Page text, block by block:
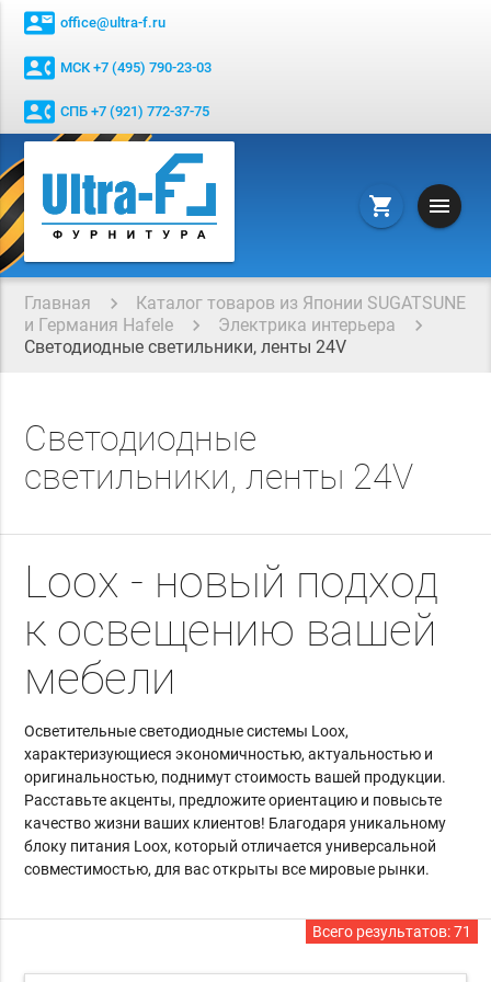
contact_mail office@ultra-f.ru
contact_phone МСК +7 (495) 790-23-03
contact_phone СПБ +7 (921) 772-37-75
shopping_cart menu
Главная
Каталог товаров из Японии SUGATSUNE
и Германия Hafele
Электрика интерьера
Светодиодные светильники, ленты 24V
Светодиодные
светильники, ленты 24V
Loox - новый подход
к освещению вашей
мебели
Осветительные светодиодные системы Loox,
характеризующиеся экономичностью, актуальностью и
оригинальностью, поднимут стоимость вашей продукции.
Расставьте акценты, предложите ориентацию и повысьте
качество жизни ваших клиентов! Благодаря уникальному
блоку питания Loox, который отличается универсальной
совместимостью, для вас открыты все мировые рынки.
Всего результатов:71